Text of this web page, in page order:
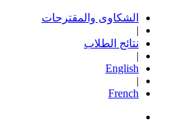
الشكاوى والمقترحات
|
نتائج الطلاب
|
English
|
French